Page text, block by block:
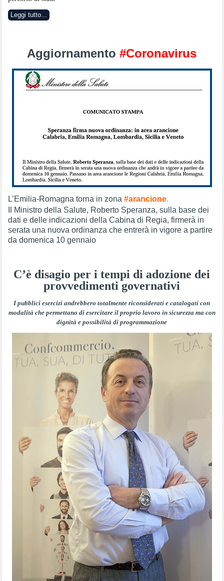
Leggi tutto...
Aggiornamento#Coronavirus
L’Emilia-Romagna torna in zona#arancione.
Il Ministro della Salute, Roberto Speranza, sulla base dei
dati e delle indicazioni della Cabina di Regia, firmerà in
serata una nuova ordinanza che entrerà in vigore a partire
da domenica 10 gennaio
C’è disagio per i tempi di adozione dei
provvedimenti governativi
I pubblici esercizi andrebbero totalmente riconsiderati e catalogati con
modalità che permettano di esercitare il proprio lavoro in sicurezza ma con
dignità e possibilità di programmazione